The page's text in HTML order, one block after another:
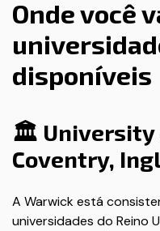
Onde você
disponíveis
🏛️ University
Coventry,
A Warwick está
universidades do Reino